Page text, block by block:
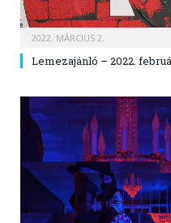
2022. MÁRCIUS 2.
Lemezajánló – 2022.